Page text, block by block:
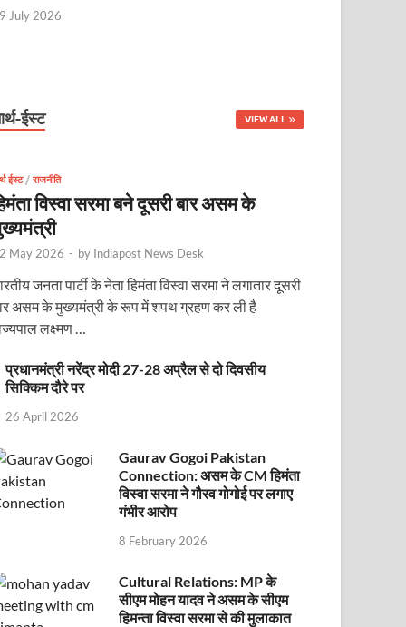
वेबिनार को संबोधित करेंगे
July 2026
ईस्ट VIEW ALL
ईस्ट/राजनीति
विस्वा सरमा बने दूसरी बार असम के
May 2026 - by Indiapost News Desk
जनता पार्टी के नेता हिमंता विस्वा सरमा ने लगातार दूसरी
असम के मुख्यमंत्री के रूप में शपथ ग्रहण कर ली है
लक्ष्मण …
प्रधानमंत्री नरेंद्र मोदी 27-28 अप्रैल से दो दिवसीय
सिक्किम दौरे पर
26 April 2026
Gaurav Gogoi Pakistan
Connection: असम के CM हिमंता
विस्वा सरमा ने गौरव गोगोई पर लगाए
गंभीर आरोप
8 February 2026
Cultural Relations: MP के
सीएम मोहन यादव ने असम के सीएम
हिमन्ता विस्वा सरमा से की मुलाकात